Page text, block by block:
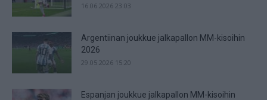
16.06.2026 23:03
Argentiinan joukkue jalkapallon MM-kisoihin
2026
29.05.2026 15:20
Espanjan joukkue jalkapallon MM-kisoihin